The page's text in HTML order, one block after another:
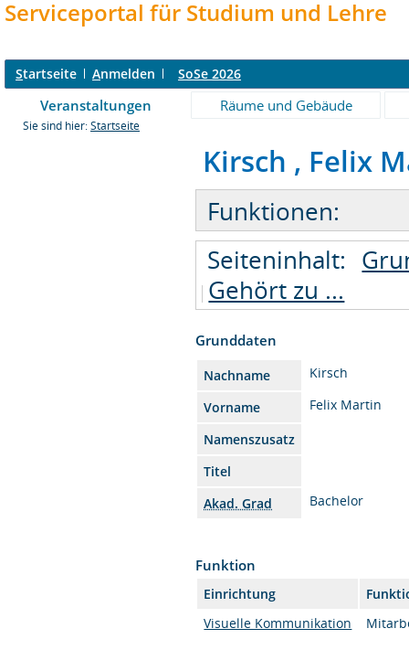
Serviceportal für Studium und Lehre
Startseite Anmelden SoSe 2026
Veranstaltungen Räume und Gebäude
Sie sind hier: Startseite
Kirsch , Felix
Funktionen:
Seiteninhalt:
Gehört zu ...
Grunddaten
Nachname
Kirsch
Vorname
Felix Martin
Namenszusatz
Titel
Akad. Grad
Bachelor
Funktion
Einrichtung
Visuelle Kommunikation